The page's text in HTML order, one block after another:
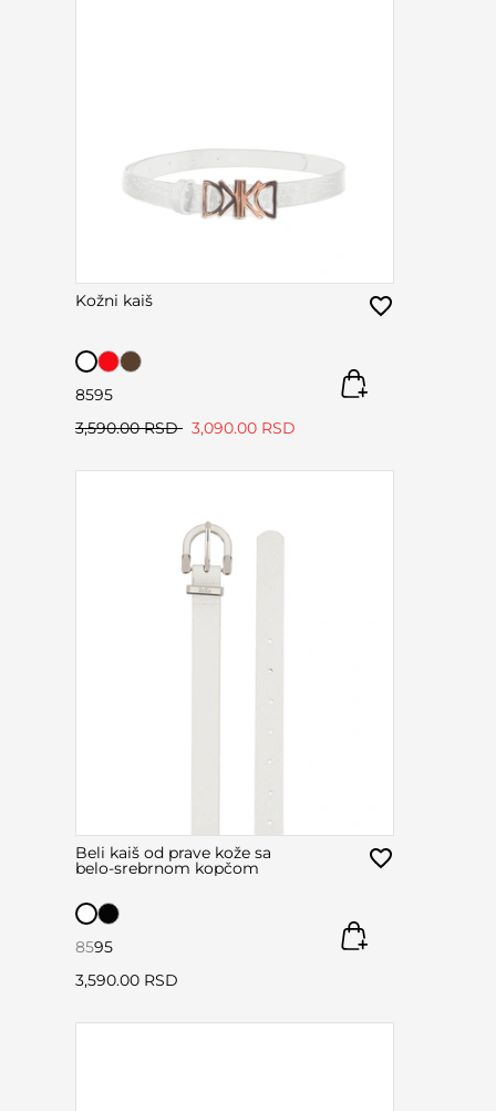
Kožni kaiš
8595
3,590.00 RSD 3,090.00 RSD
Beli kaiš od prave kože sa
belo-srebrnom kopčom
8595
3,590.00 RSD